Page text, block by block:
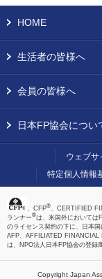
HOME
生活者の皆様へ
会員の皆様へ
日本FP協会につい
ウェブサ
特定個人情報
、CFP®、CERTIFIED
ランナー®は、米国外においては
のライセンス契約の下に、日本
AFP、AFFILIATED FINANCIAL
は、NPO法人日本FP協会の登録
Copyright Japan